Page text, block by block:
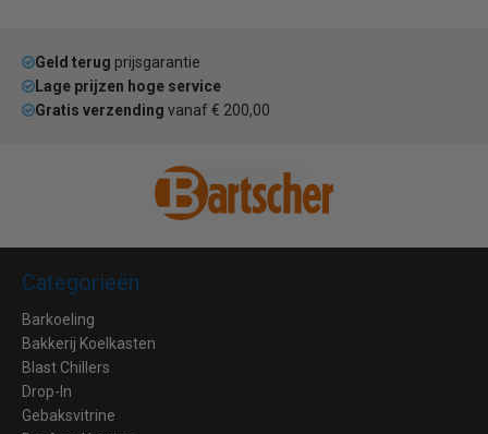
Geld terug prijsgarantie
Lage prijzen hoge service
Gratis verzending vanaf € 200,00
Categorieën
Barkoeling
Bakkerij Koelkasten
Blast Chillers
Drop-In
Gebaksvitrine